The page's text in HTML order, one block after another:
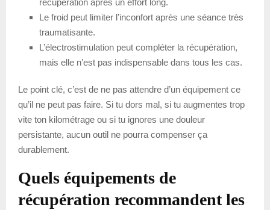
récupération après un effort long.
Le froid peut limiter l’inconfort après une séance très
traumatisante.
L’électrostimulation peut compléter la récupération,
mais elle n’est pas indispensable dans tous les cas.
Le point clé, c’est de ne pas attendre d’un équipement ce
qu’il ne peut pas faire. Si tu dors mal, si tu augmentes trop
vite ton kilométrage ou si tu ignores une douleur
persistante, aucun outil ne pourra compenser ça
durablement.
Quels équipements de
récupération recommandent les